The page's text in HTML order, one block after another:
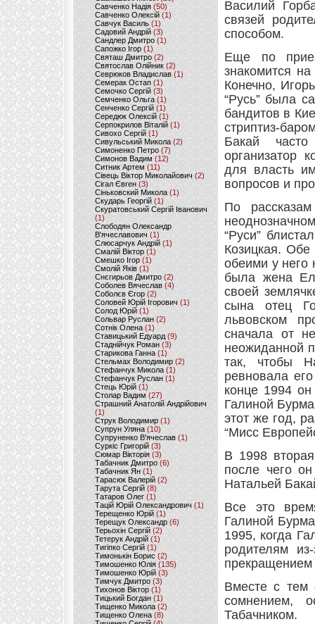
Савченко Надія (50)
Савченко Олексій(1)
Савчук Василь (1)
Садовий Андрій (3)
Сандлер Дмитро(1)
Сапожко Ігор(1)
Святаш Дмитро (2)
Святослав Олійник (2)
Севрюков Владислав (1)
Семерак Остап (1)
Семочко Сергій (3)
Семченко Ольга (1)
Сенченко Сергій(1)
Середюк Олексій(1)
Серпокрилов Віталій(1)
Сивохо Сергій(1)
Сивульський Микола(2)
Симоненко Петро(7)
Симонов Вадим (12)
Ситник Артем(11)
Сівець Віктор Миколайович(2)
Сігал Євген (3)
Сіньковский Микола(1)
Скударь Георгій (1)
Скуратовський Сергій Іванович
(1)
Слободян Олександр
В'ячеславович(1)
Слюсарчук Андрій(1)
Смалій Віктор (1)
Смешко Ігор (1)
Смолій Яків (1)
Снєгирьов Дмитро (2)
Соболев Вячеслав (4)
Соболєв Єгор(2)
Соловей Юрій Ігорович (1)
Солод Юрій (1)
Сольвар Руслан (2)
Сотнік Олена(1)
Ставицький Едуард (9)
Стаднійчук Роман(3)
Старикова Ганна (1)
Стельмах Володимир(2)
Стефанчук Микола (1)
Стефанчук Руслан (1)
Стець Юрій (1)
Столар Вадим(27)
Страшний Анатолій Андрійович
(1)
Струк Володимир (1)
Супрун Уляна (10)
Супруненко В'ячеслав (1)
Суркіс Григорій (3)
Сюмар Вікторія (3)
Табачник Дмитро (6)
Табачник Ян(1)
Тарасюк Валерій (2)
Тарута Сергій (8)
Татаров Олег(1)
Тацій Юрій Олександрович(1)
Терещенко Юрій(1)
Терещук Олександр(6)
Терьохін Сергій (2)
Тетерук Андрій (1)
Тигіпко Сергій(1)
Тимонькін Борис (2)
Тимошенко Юлія (135)
Тимошенко Юрій(3)
Тимчук Дмитро (3)
Тихонов Віктор (1)
Тицький Богдан (1)
Тищенко Микола (2)
Тищенко Олена (8)
Василий
связей
способом.
Еще по
знакомится
Конечно,
“Русь” была
бандитов в
стриптиз-
Бакай
организатор
для власть
вопросов и
По
“Руси”
Козицкая.
обеими у него
была жена
своей
сына отец
львовском
сначала от
неожиданной
так, чтобы
ревновала
конце 1994
Галиной
этот же год,
“Мисс
В 1998
после чего
Натальей
Все это
Галиной
1995, когда
родителям
Вместе с тем
сомнением,
Табачником.